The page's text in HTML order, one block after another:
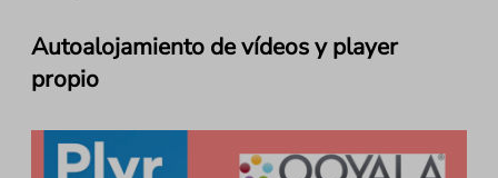
Autoalojamiento de vídeos y player
propio